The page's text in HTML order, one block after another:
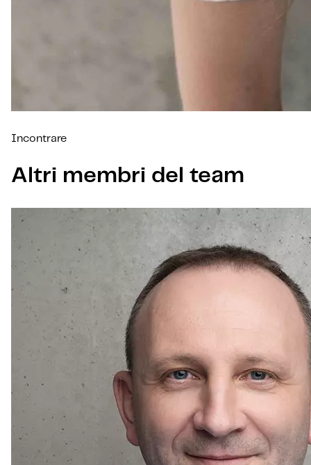
Incontrare
Altri membri del team